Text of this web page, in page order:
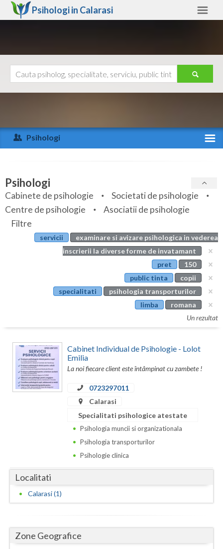
Psihologi in Calarasi
Arad
Arges
Bihor
Bistrita-Nasaud
Botosani
Calarasi
Caras-Severin
Cluj
Constanta
Galati
Giurgiu
Harghita
Ajutor
Psihologi
Specialitati
Servicii
Articole
Evenimente
Psihologi
Cabinete de psihologie
Societati de psihologie
Centre de psihologie
Asociatii de psihologie
Filtre
servicii
examinare si avizare psihologica in vederea
inscrierii la diverse forme de invatamant
pret
150
public tinta
copii
specialitati
psihologia transporturilor
limba
romana
Un rezultat
Cabinet Individual de Psihologie - Lolot
Emilia
La noi fiecare client este întâmpinat cu zambete !
0723297011
Calarasi
Specialitati psihologice atestate
Psihologia muncii si organizationala
Psihologia transporturilor
Psihologie clinica
Localitati
Calarasi (1)
Zone Geografice